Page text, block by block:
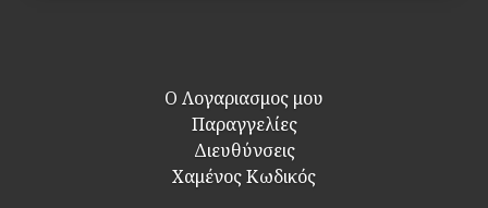
Ο Λογαριασμος μου
Παραγγελίες
Διευθύνσεις
Χαμένος Κωδικός